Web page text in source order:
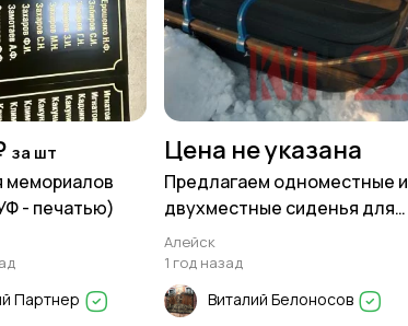
за шт
мемориалов
- печатью)
Партнер
Цена не указана
Предлагаем одноместные и
двухместные сиденья для
саней
Алейск
1 год назад
Виталий Белоносов